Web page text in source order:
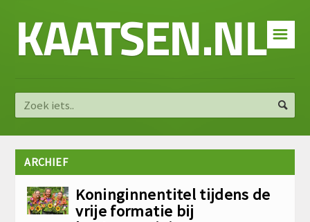
☰
KAATSEN.NL
ARCHIEF
Koninginnentitel tijdens de
vrije formatie bij